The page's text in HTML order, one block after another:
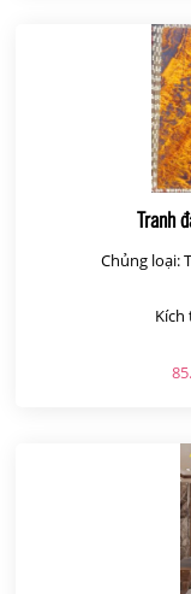
Tranh
Chủng loại:
Kích